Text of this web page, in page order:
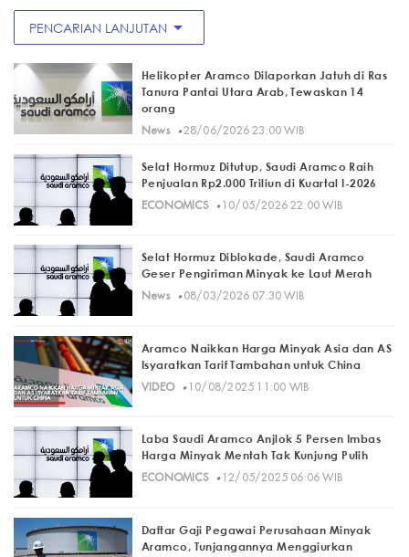
PENCARIAN LANJUTAN arrow_drop_down
Helikopter Aramco Dilaporkan Jatuh di Ras
Tanura Pantai Utara Arab, Tewaskan 14
orang
News· 28/06/2026 23:00 WIB
Selat Hormuz Ditutup, Saudi Aramco Raih
Penjualan Rp2.000 Triliun di Kuartal I-2026
ECONOMICS· 10/05/2026 22:00 WIB
Selat Hormuz Diblokade, Saudi Aramco
Geser Pengiriman Minyak ke Laut Merah
News· 08/03/2026 07:30 WIB
Aramco Naikkan Harga Minyak Asia dan AS
Isyaratkan Tarif Tambahan untuk China
VIDEO· 10/08/2025 11:00 WIB
Laba Saudi Aramco Anjlok 5 Persen Imbas
Harga Minyak Mentah Tak Kunjung Pulih
ECONOMICS· 12/05/2025 06:06 WIB
Daftar Gaji Pegawai Perusahaan Minyak
Aramco, Tunjangannya Menggiurkan